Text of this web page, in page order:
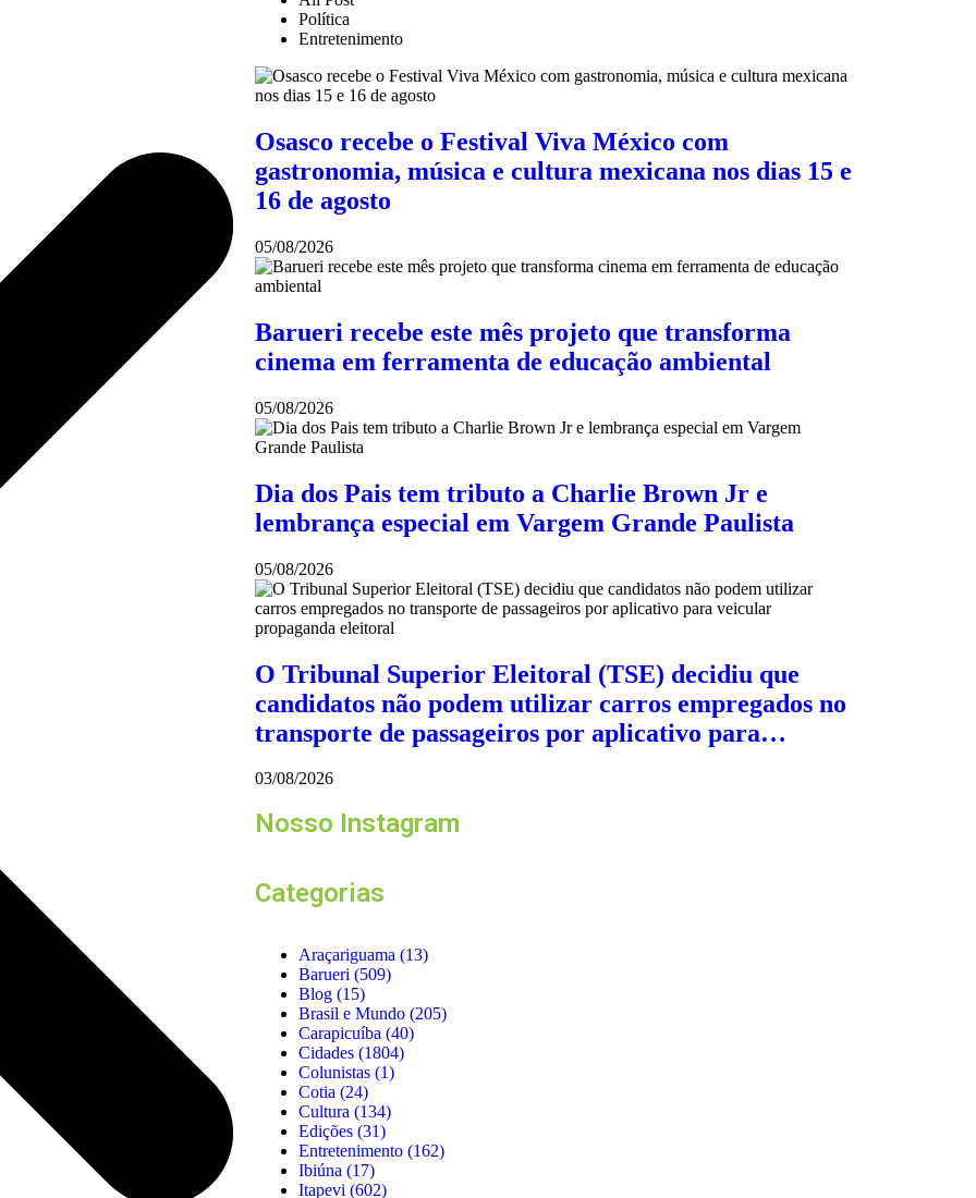
Política
Entretenimento
Osasco recebe o Festival Viva México com
gastronomia, música e cultura mexicana nos dias 15 e
16 de agosto
05/08/2026
Barueri recebe este mês projeto que transforma
cinema em ferramenta de educação ambiental
05/08/2026
Dia dos Pais tem tributo a Charlie Brown Jr e
lembrança especial em Vargem Grande Paulista
05/08/2026
O Tribunal Superior Eleitoral (TSE) decidiu que
candidatos não podem utilizar carros empregados no
transporte de passageiros por aplicativo para…
03/08/2026
Nosso Instagram
Categorias
Araçariguama (13)
Barueri (509)
Blog (15)
Brasil e Mundo (205)
Carapicuíba (40)
Cidades (1804)
Colunistas (1)
Cotia (24)
Cultura (134)
Edições (31)
Entretenimento (162)
Ibiúna (17)
Itapevi (602)